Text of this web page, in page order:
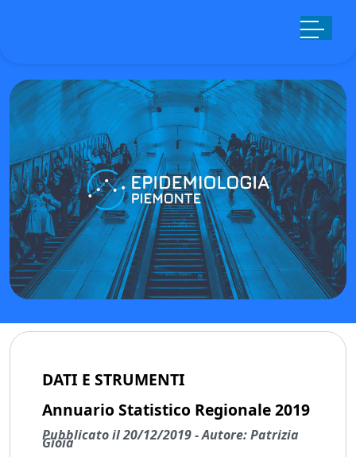
DATI E STRUMENTI
Annuario Statistico Regionale 2019
Pubblicato il 20/12/2019 - Autore: Patrizia
Gioia